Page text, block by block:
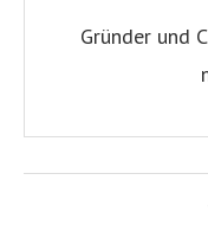
Gründer und